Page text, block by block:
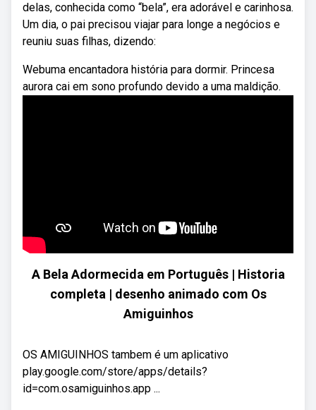
delas, conhecida como “bela”, era adorável e carinhosa.
Um dia, o pai precisou viajar para longe a negócios e
reuniu suas filhas, dizendo:
Webuma encantadora história para dormir. Princesa
aurora cai em sono profundo devido a uma maldição.
A Bela Adormecida em Português | Historia
completa | desenho animado com Os
Amiguinhos
OS AMIGUINHOS tambem é um aplicativo
play.google.com/store/apps/details?
id=com.osamiguinhos.app ...